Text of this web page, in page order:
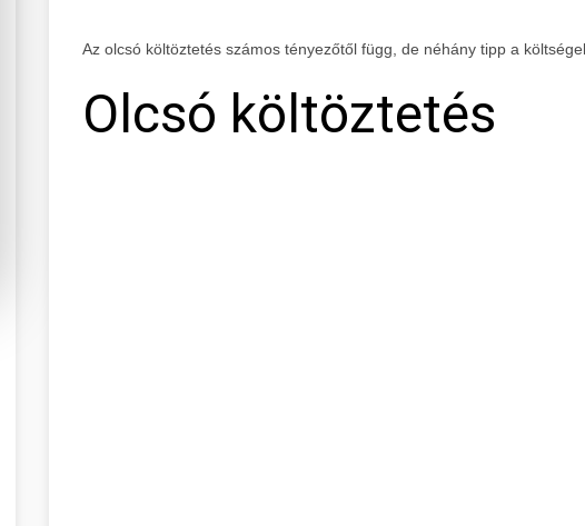
Az olcsó költöztetés számos tényezőtől függ, de néhány tipp a
Olcsó költöztetés